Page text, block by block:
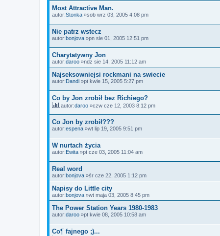
Most Attractive Man.
autor:Stonka »sob wrz 03, 2005 4:08 pm
Nie patrz wstecz
autor:bonjova »pn sie 01, 2005 12:51 pm
Charytatywny Jon
autor:daroo »ndz sie 14, 2005 11:12 am
Najseksowniejsi rockmani na swiecie
autor: Dandi »pt kwie 15, 2005 5:27 pm
Co by Jon zrobił bez Richiego?
autor:daroo »czw cze 12, 2003 8:12 pm
Co Jon by zrobił???
autor:espena »wt lip 19, 2005 9:51 pm
W nurtach życia
autor:Ewita »pt cze 03, 2005 11:04 am
Real word
autor:bonjova »śr cze 22, 2005 1:12 pm
Napisy do Little city
autor:bonjova »wt maja 03, 2005 8:45 pm
The Power Station Years 1980-1983
autor:daroo »pt kwie 08, 2005 10:58 am
Co¶ fajnego ;)...